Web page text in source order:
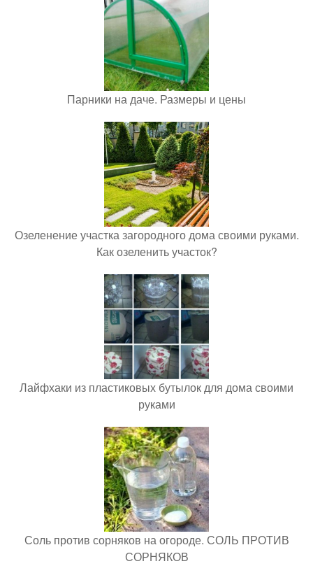
Парники на даче. Размеры и цены
Озеленение участка загородного дома своими руками.
Как озеленить участок?
Лайфхаки из пластиковых бутылок для дома своими
руками
Соль против сорняков на огороде. СОЛЬ ПРОТИВ
СОРНЯКОВ